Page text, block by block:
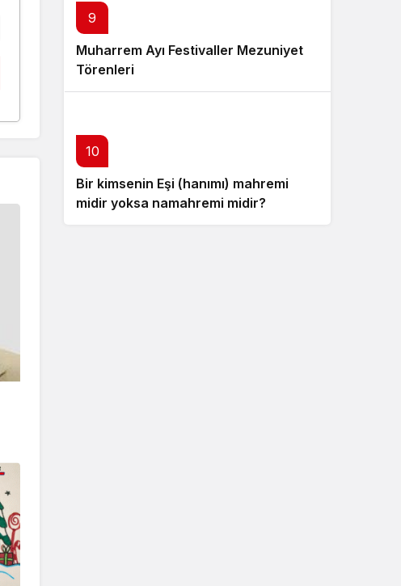
9
Muharrem Ayı Festivaller Mezuniyet
Törenleri
10
Bir kimsenin Eşi (hanımı) mahremi
midir yoksa namahremi midir?